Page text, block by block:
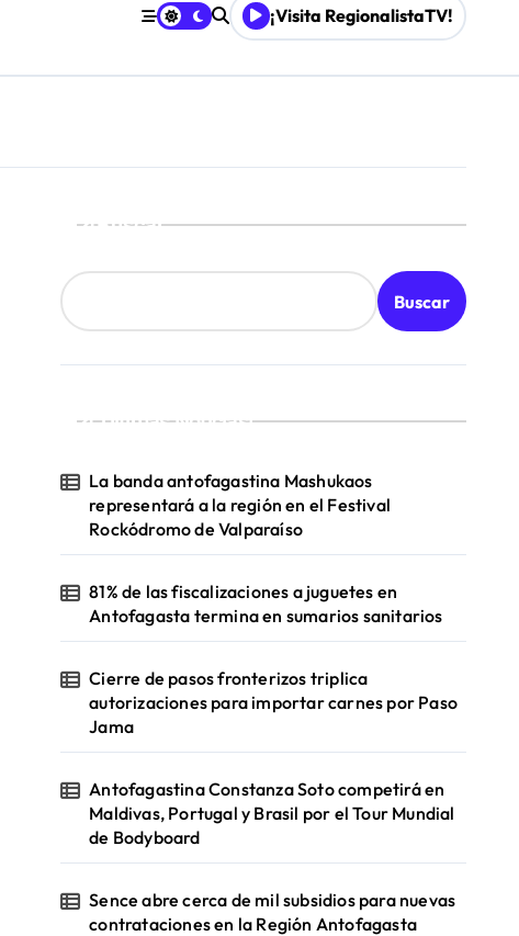
¡Visita RegionalistaTV!
Buscar
Buscar
¡Ultimas Noticias!
La banda antofagastina Mashukaos
representará a la región en el Festival
Rockódromo de Valparaíso
81% de las fiscalizaciones a juguetes en
Antofagasta termina en sumarios sanitarios
Cierre de pasos fronterizos triplica
autorizaciones para importar carnes por Paso
Jama
Antofagastina Constanza Soto competirá en
Maldivas, Portugal y Brasil por el Tour Mundial
de Bodyboard
Sence abre cerca de mil subsidios para nuevas
contrataciones en la Región Antofagasta